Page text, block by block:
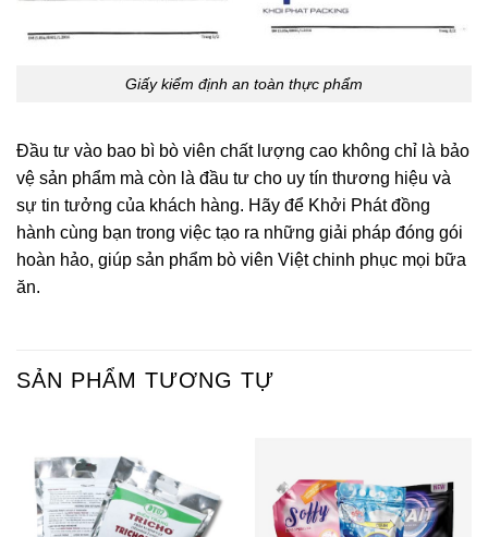
Giấy kiểm định an toàn thực phẩm
Đầu tư vào bao bì bò viên chất lượng cao không chỉ là bảo
vệ sản phẩm mà còn là đầu tư cho uy tín thương hiệu và
sự tin tưởng của khách hàng. Hãy để Khởi Phát đồng
hành cùng bạn trong việc tạo ra những giải pháp đóng gói
hoàn hảo, giúp sản phẩm bò viên Việt chinh phục mọi bữa
ăn.
SẢN PHẨM TƯƠNG TỰ